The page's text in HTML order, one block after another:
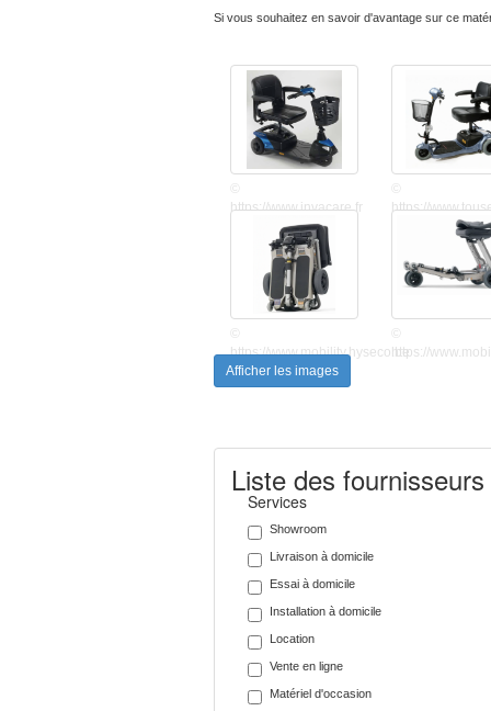
Si vous souhaitez en savoir d'avantage sur ce
https://www.invacare.fr
https://
https://www.mobility.hyseco.behttps://
Afficher les images
Liste des fournisseurs
Services
Showroom
Livraison à domicile
Essai à domicile
Installation à domicile
Location
Vente en ligne
Matériel d'occasion